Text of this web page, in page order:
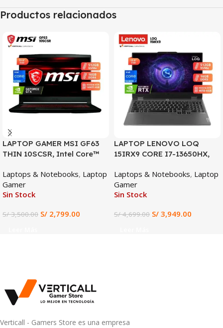
Productos relacionados
SALE
LAPTOP GAMER MSI GF63
THIN 10SCSR, Intel Core™
512GB SSD, NVIDIA
GeForce GTX 1650 Ti 4GB,
Pantalla 15.6” FHD IPS
Profesional
Laptops & Notebooks, Laptop
Gamer
Sin Stock
S/3,500.00 S/ 2,799.00
SALE
LAPTOP LENOVO LOQ
15IRX9 CORE I7-13650HX,
512GB SSD, 15.6″ FHD
Laptops & Notebooks, Laptop
Gamer
Sin Stock
S/4,699.00 S/ 3,949.00
Verticall - Gamers Store es una empresa